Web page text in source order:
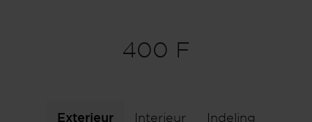
400 F
Exterieur Interieur Indeling